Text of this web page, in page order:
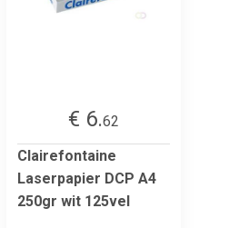
€ 6.62
Clairefontaine
Laserpapier DCP A4
250gr wit 125vel